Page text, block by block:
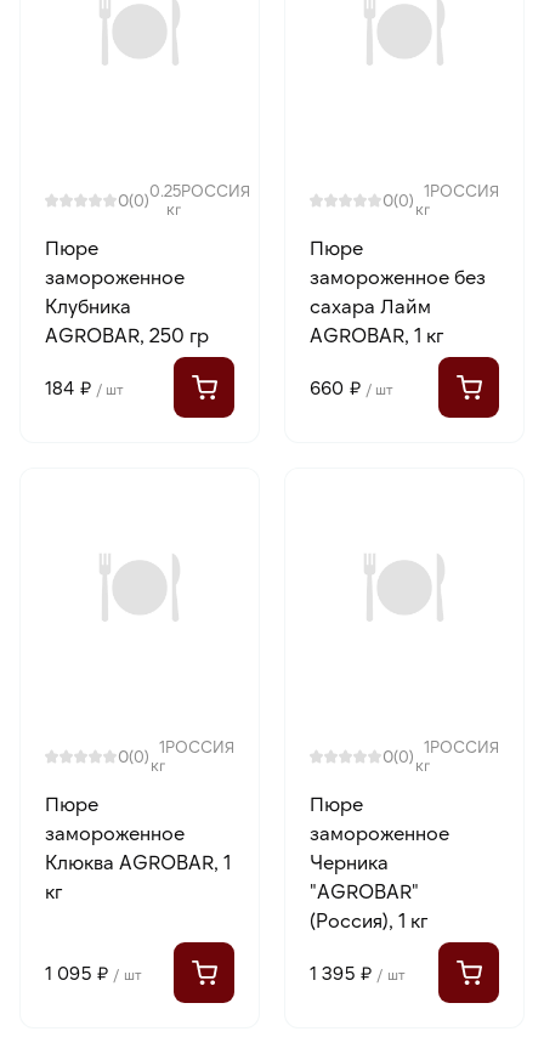
0(0)0.25
кг
РОССИЯ
Пюре
замороженное
Клубника
AGROBAR, 250 гр
184 ₽ / шт
0(0) 1
кг
РОССИЯ
Пюре
замороженное без
сахара Лайм
AGROBAR, 1 кг
660 ₽ / шт
0(0) 1
кг
РОССИЯ
Пюре
замороженное
Клюква AGROBAR, 1
кг
1 095 ₽ / шт
0(0) 1
кг
РОССИЯ
Пюре
замороженное
Черника
"AGROBAR"
(Россия), 1 кг
1 395 ₽ / шт